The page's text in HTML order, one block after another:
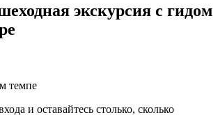
экскурсия с гидом
темпе
и оставайтесь столько, сколько